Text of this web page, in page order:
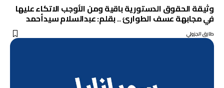
وثيقة الحقوق الدستورية باقية ومن الأوجب الاتكاء عليها
في مجابهة عسف الطوارئ .. بقلم: عبدالسلام سيدأحمد
طارق الجزولي